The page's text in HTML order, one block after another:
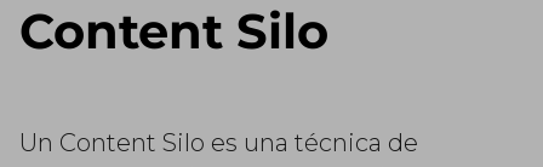
Content Silo
Un Content Silo es una técnica de